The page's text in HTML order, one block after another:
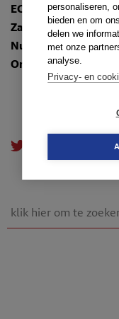
personaliseren,
bieden en om
delen we
met onze
analyse.
Privacy- en
ECLI
Zaaknummer: 25-
Nummer: TR-2025-
Onderwerpen